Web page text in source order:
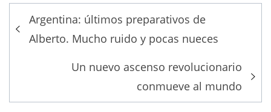
Post
navigation
Argentina: últimos preparativos de
Alberto. Mucho ruido y pocas nueces
Un nuevo ascenso revolucionario
conmueve al mundo